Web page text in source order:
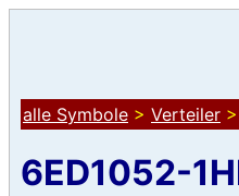
alle Symbole > Verteiler >
6ED1052-